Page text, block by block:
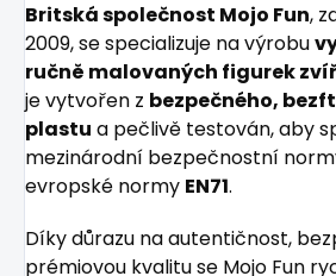
Britská společnost Mojo Fun,
2009, se specializuje na výrobu
ručně malovaných figurek
je vytvořen z bezpečného,
plastu a pečlivě testován, aby
mezinárodní bezpečnostní
evropské normy EN71.
Díky důrazu na autentičnost,
prémiovou kvalitu se Mojo Fun